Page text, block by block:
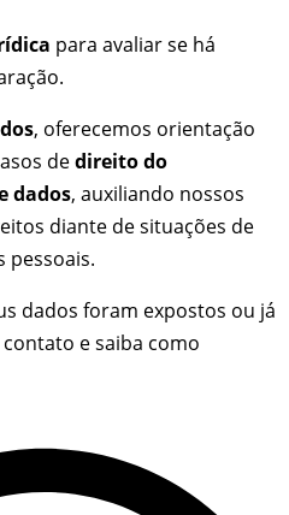
para avaliar se há
, oferecemos orientação
dedireito do
dados, auxiliando nossos
diante de situações de
pessoais.
dados foram expostos ou já
e saiba como